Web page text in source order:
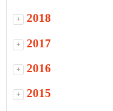
+ 2018
+ 2017
+ 2016
+ 2015